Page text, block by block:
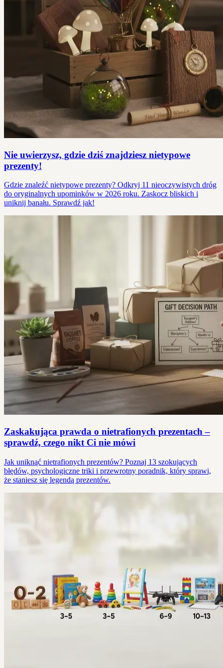
Nie uwierzysz, gdzie dziś znajdziesz nietypowe
prezenty!
Gdzie znaleźć nietypowe prezenty? Odkryj 11 nieoczywistych dróg
do oryginalnych upominków w 2026 roku. Zaskocz bliskich i
uniknij banału. Sprawdź jak!
Zaskakująca prawda o nietrafionych prezentach –
sprawdź, czego nikt Ci nie mówi
Jak uniknąć nietrafionych prezentów? Poznaj 13 szokujących
błędów, psychologiczne triki i przewrotny poradnik, który sprawi,
że staniesz się legendą prezentów.